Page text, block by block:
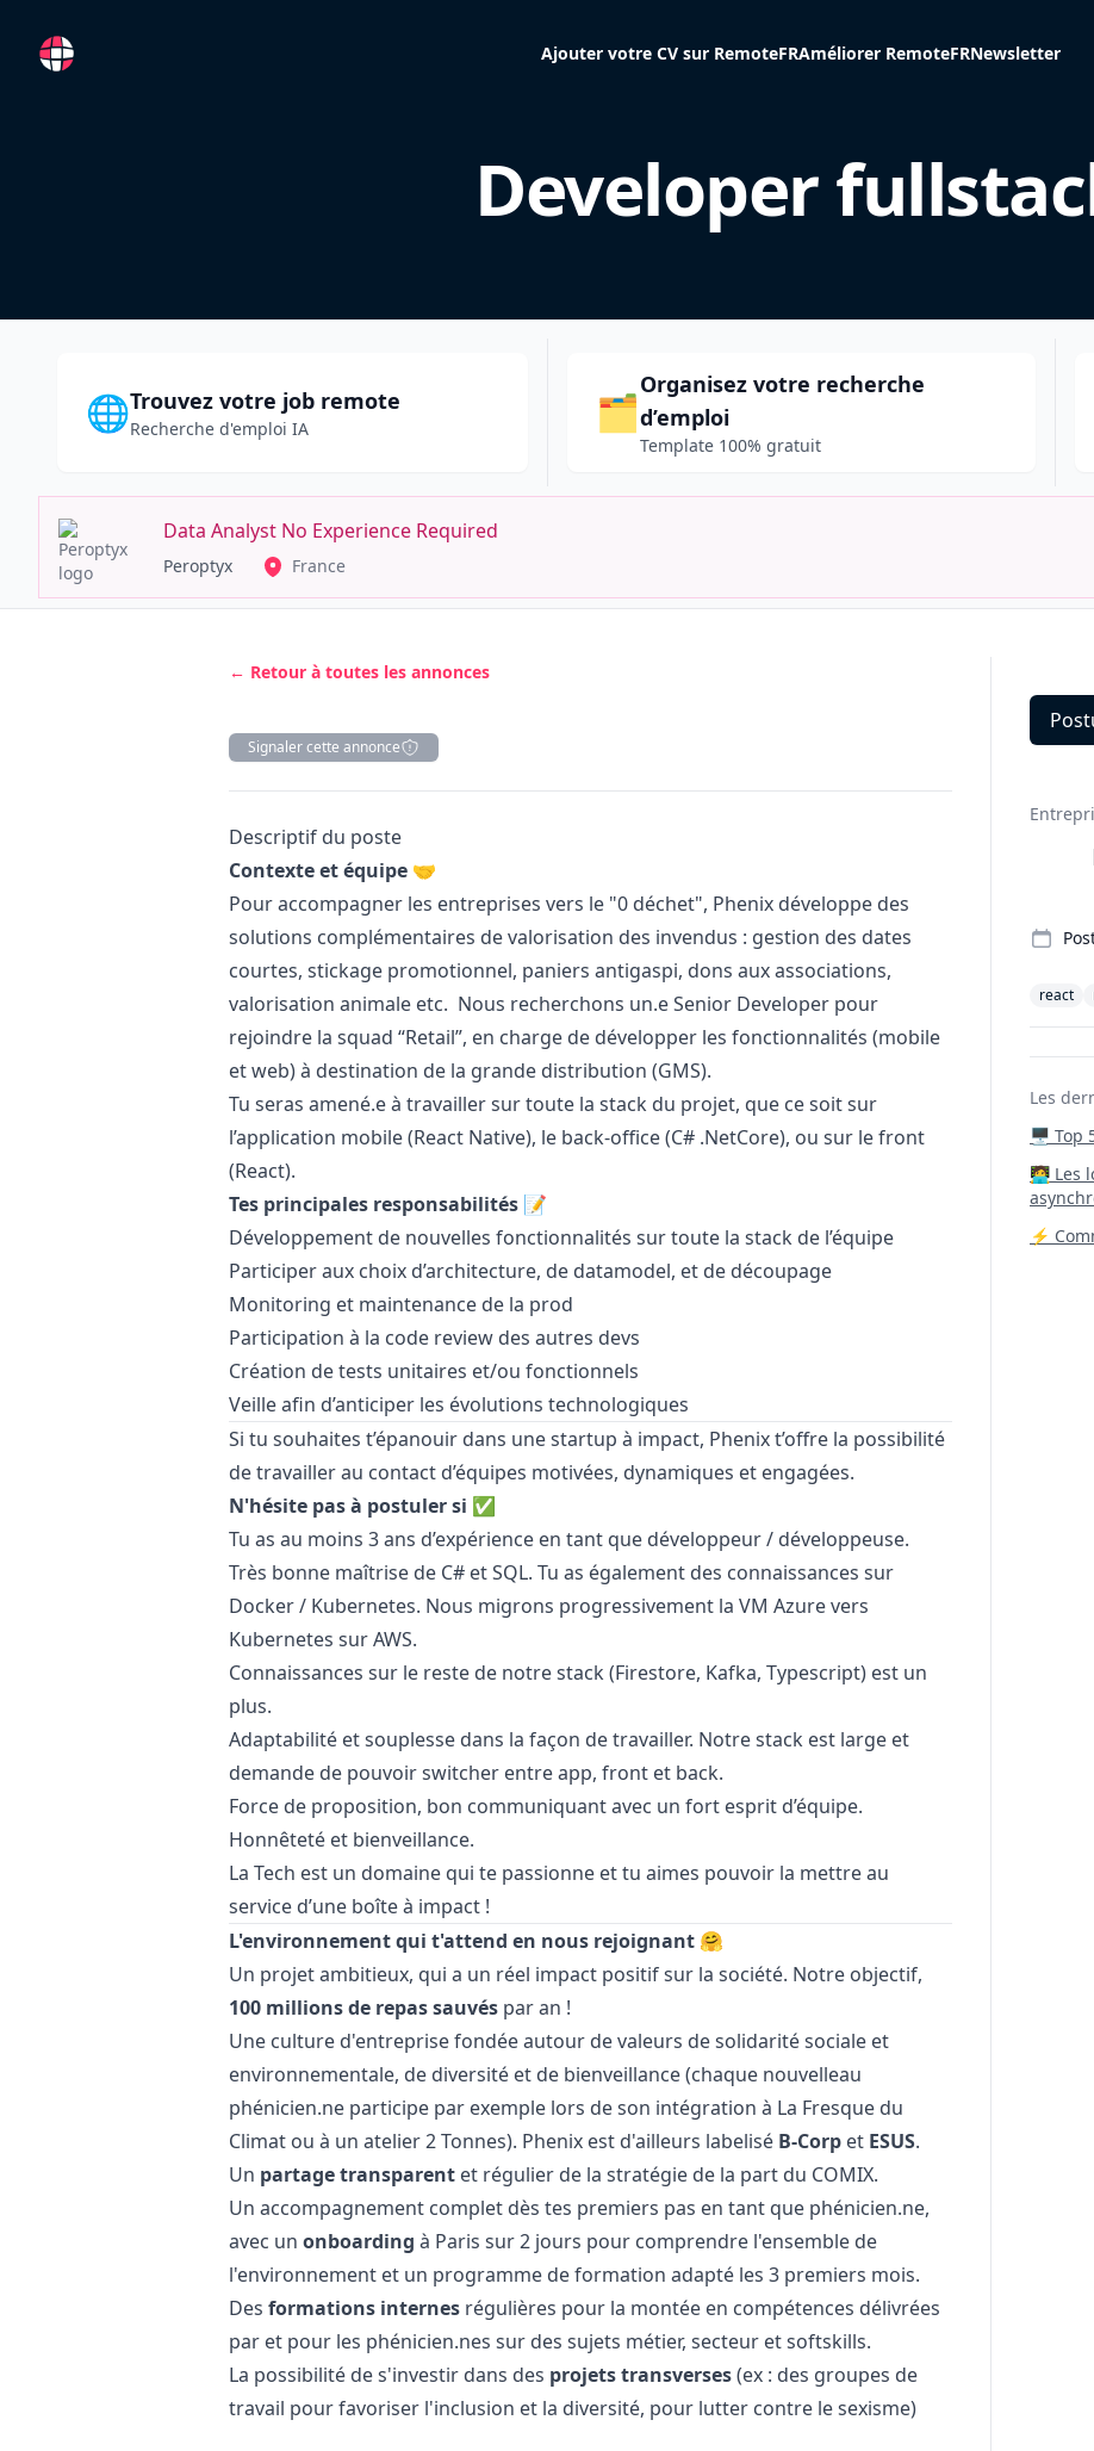
RemoteFR Ajouter votre CV sur RemoteFRAméliorer RemoteFRNewsletter
Developer
🌐Trouvez votre job remote
Recherche d'emploi IA 🗂️
Organisez votre recherche
d’emploi
Template 100% gratuit
Data Analyst No Experience Required
Peroptyx France
← Retour à toutes les annonces
Signaler cette annonce
Description
Descriptif du poste
Contexte et équipe 🤝
Pour accompagner les entreprises vers le "0 déchet", Phenix développe des
solutions complémentaires de valorisation des invendus : gestion des dates
courtes, stickage promotionnel, paniers antigaspi, dons aux associations,
valorisation animale etc. Nous recherchons un.e Senior Developer pour
rejoindre la squad “Retail”, en charge de développer les fonctionnalités (mobile
et web) à destination de la grande distribution (GMS).
Tu seras amené.e à travailler sur toute la stack du projet, que ce soit sur
l’application mobile (React Native), le back-office (C# .NetCore), ou sur le front
(React).
Tes principales responsabilités 📝
Développement de nouvelles fonctionnalités sur toute la stack de l’équipe
Participer aux choix d’architecture, de datamodel, et de découpage
Monitoring et maintenance de la prod
Participation à la code review des autres devs
Création de tests unitaires et/ou fonctionnels
Veille afin d’anticiper les évolutions technologiques
Si tu souhaites t’épanouir dans une startup à impact, Phenix t’offre la possibilité
de travailler au contact d’équipes motivées, dynamiques et engagées.
N'hésite pas à postuler si ✅
Tu as au moins 3 ans d’expérience en tant que développeur / développeuse.
Très bonne maîtrise de C# et SQL. Tu as également des connaissances sur
Docker / Kubernetes. Nous migrons progressivement la VM Azure vers
Kubernetes sur AWS.
Connaissances sur le reste de notre stack (Firestore, Kafka, Typescript) est un
plus.
Adaptabilité et souplesse dans la façon de travailler. Notre stack est large et
demande de pouvoir switcher entre app, front et back.
Force de proposition, bon communiquant avec un fort esprit d’équipe.
Honnêteté et bienveillance.
La Tech est un domaine qui te passionne et tu aimes pouvoir la mettre au
service d’une boîte à impact !
L'environnement qui t'attend en nous rejoignant 🤗
Un projet ambitieux, qui a un réel impact positif sur la société. Notre objectif,
100 millions de repas sauvés par an !
Une culture d'entreprise fondée autour de valeurs de solidarité sociale et
environnementale, de diversité et de bienveillance (chaque nouvelleau
phénicien.ne participe par exemple lors de son intégration à La Fresque du
Climat ou à un atelier 2 Tonnes). Phenix est d'ailleurs labelisé B-Corp et ESUS.
Un partage transparent et régulier de la stratégie de la part du COMIX.
Un accompagnement complet dès tes premiers pas en tant que phénicien.ne,
avec un onboarding à Paris sur 2 jours pour comprendre l'ensemble de
l'environnement et un programme de formation adapté les 3 premiers mois.
Des formations internes régulières pour la montée en compétences délivrées
par et pour les phénicien.nes sur des sujets métier, secteur et softskills.
La possibilité de s'investir dans des projets transverses(ex : des groupes de
travail pour favoriser l'inclusion et la diversité, pour lutter contre le sexisme)
react
Les
🖥️ Top
‍🧑‍💻
⚡